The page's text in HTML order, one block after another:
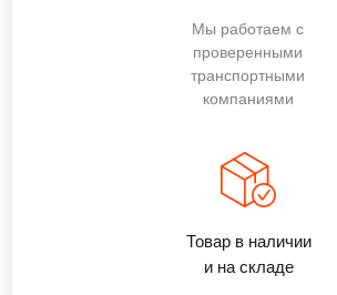
Товар в наличии
и на складе
Мы работаем с
проверенными
транспортными
компаниями